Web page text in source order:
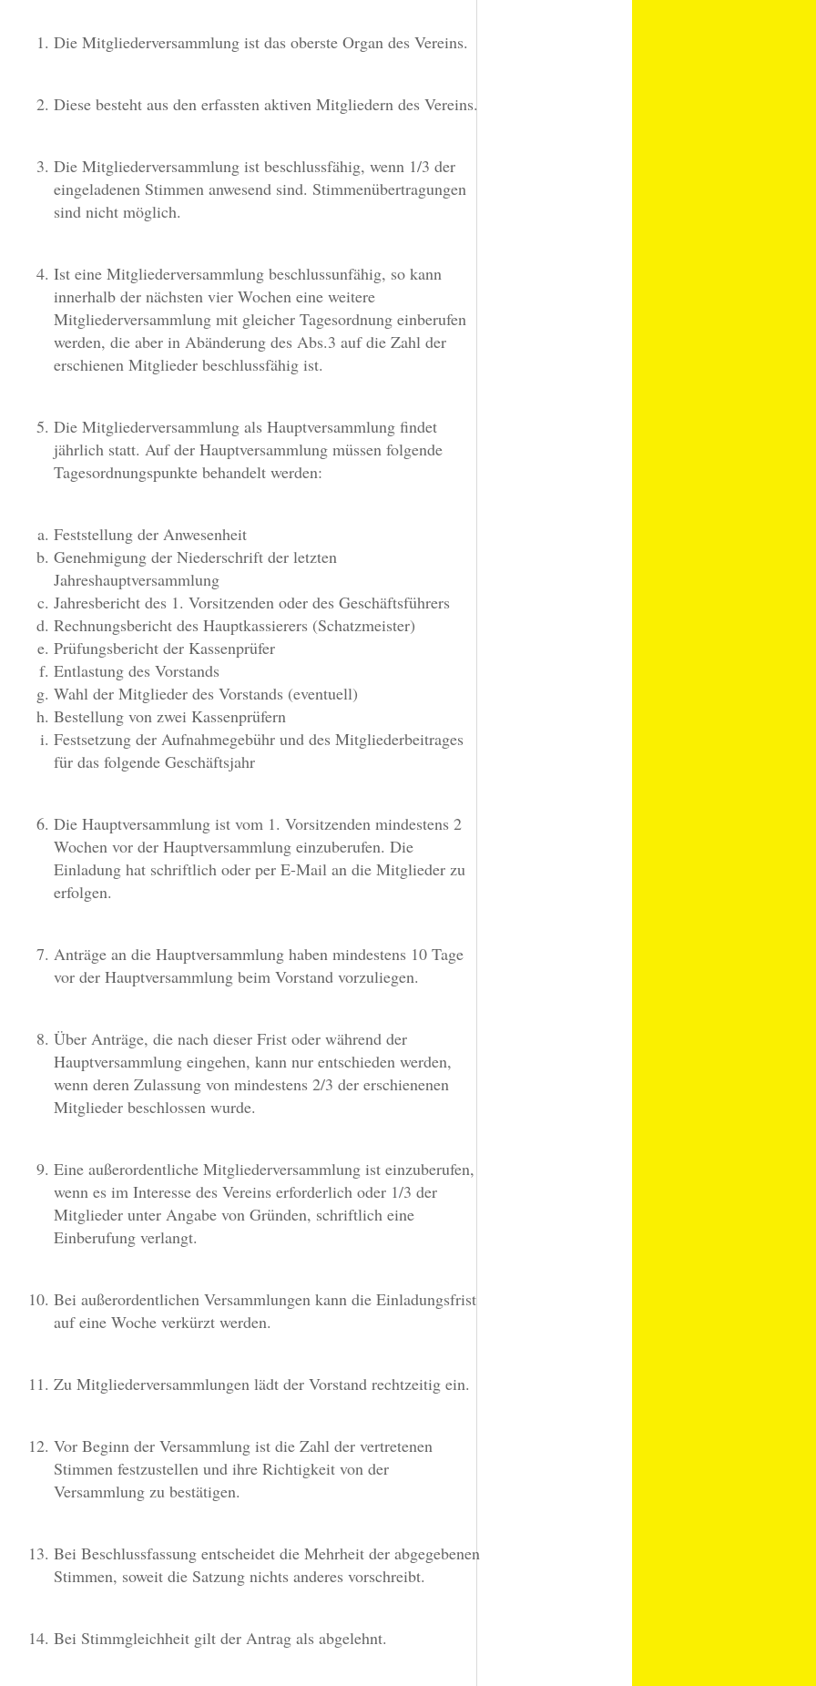
Die Mitgliederversammlung ist das oberste Organ des Vereins.
Diese besteht aus den erfassten aktiven Mitgliedern des Vereins.
Die Mitgliederversammlung ist beschlussfähig, wenn 1/3 der
eingeladenen Stimmen anwesend sind. Stimmenübertragungen
sind nicht möglich.
Ist eine Mitgliederversammlung beschlussunfähig, so kann
innerhalb der nächsten vier Wochen eine weitere
Mitgliederversammlung mit gleicher Tagesordnung einberufen
werden, die aber in Abänderung des Abs.3 auf die Zahl der
erschienen Mitglieder beschlussfähig ist.
Die Mitgliederversammlung als Hauptversammlung findet
jährlich statt. Auf der Hauptversammlung müssen folgende
Tagesordnungspunkte behandelt werden:
Feststellung der Anwesenheit
Genehmigung der Niederschrift der letzten
Jahreshauptversammlung
Jahresbericht des 1. Vorsitzenden oder des Geschäftsführers
Rechnungsbericht des Hauptkassierers (Schatzmeister)
Prüfungsbericht der Kassenprüfer
Entlastung des Vorstands
Wahl der Mitglieder des Vorstands (eventuell)
Bestellung von zwei Kassenprüfern
Festsetzung der Aufnahmegebühr und des Mitgliederbeitrages
für das folgende Geschäftsjahr
Die Hauptversammlung ist vom 1. Vorsitzenden mindestens 2
Wochen vor der Hauptversammlung einzuberufen. Die
Einladung hat schriftlich oder per E-Mail an die Mitglieder zu
erfolgen.
Anträge an die Hauptversammlung haben mindestens 10 Tage
vor der Hauptversammlung beim Vorstand vorzuliegen.
Über Anträge, die nach dieser Frist oder während der
Hauptversammlung eingehen, kann nur entschieden werden,
wenn deren Zulassung von mindestens 2/3 der erschienenen
Mitglieder beschlossen wurde.
Eine außerordentliche Mitgliederversammlung ist einzuberufen,
wenn es im Interesse des Vereins erforderlich oder 1/3 der
Mitglieder unter Angabe von Gründen, schriftlich eine
Einberufung verlangt.
Bei außerordentlichen Versammlungen kann die Einladungsfrist
auf eine Woche verkürzt werden.
Zu Mitgliederversammlungen lädt der Vorstand rechtzeitig ein.
Vor Beginn der Versammlung ist die Zahl der vertretenen
Stimmen festzustellen und ihre Richtigkeit von der
Versammlung zu bestätigen.
Bei Beschlussfassung entscheidet die Mehrheit der abgegebenen
Stimmen, soweit die Satzung nichts anderes vorschreibt.
Bei Stimmgleichheit gilt der Antrag als abgelehnt.